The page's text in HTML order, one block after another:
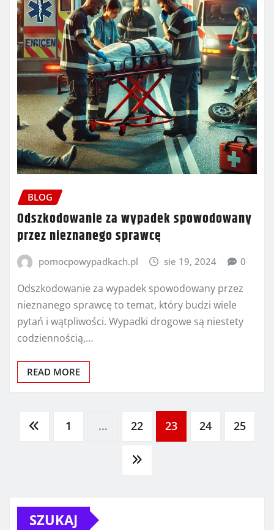
BLOG
Odszkodowanie za wypadek spowodowany
przez nieznanego sprawcę
pomocpowypadkach.pl sie 19, 2024 0
Odszkodowanie za wypadek spowodowany przez
nieznanego sprawcę to temat, który budzi wiele
pytań i wątpliwości. Wypadki drogowe są niestety
codziennością,…
READ MORE
Stronicowanie
1 … 22 23 24 25
SZUKAJ